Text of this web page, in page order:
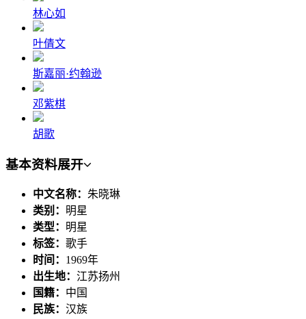
林心如
叶倩文
斯嘉丽·约翰逊
邓紫棋
胡歌
基本资料展开
中文名称： 朱晓琳
类别： 明星
类型： 明星
标签： 歌手
时间： 1969年
出生地： 江苏扬州
国籍： 中国
民族： 汉族